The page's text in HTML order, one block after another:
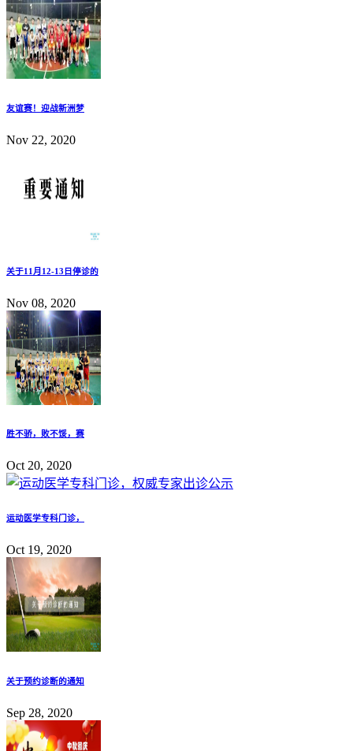
友谊赛！迎战新洲梦
Nov 22, 2020
关于11月12-13日停诊的
Nov 08, 2020
胜不骄，败不馁，赛
Oct 20, 2020
运动医学专科门诊，
Oct 19, 2020
关于预约诊断的通知
Sep 28, 2020